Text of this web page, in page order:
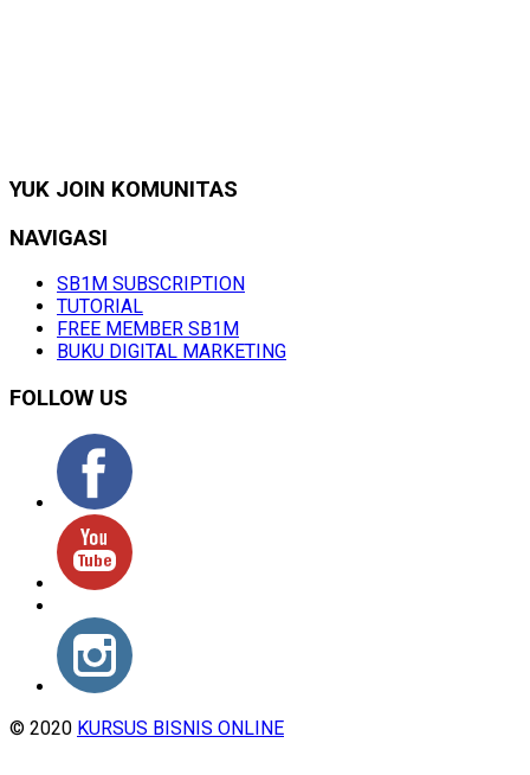
YUK JOIN KOMUNITAS
NAVIGASI
SB1M SUBSCRIPTION
TUTORIAL
FREE MEMBER SB1M
BUKU DIGITAL MARKETING
FOLLOW US
© 2020 KURSUS BISNIS ONLINE